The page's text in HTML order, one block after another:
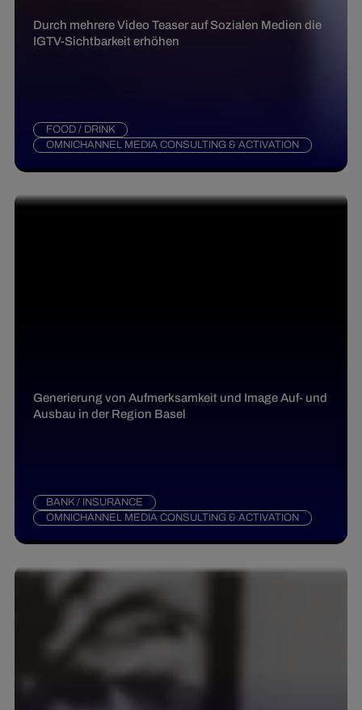
Durch mehrere Video Teaser auf Sozialen Medien die
IGTV-Sichtbarkeit erhöhen
FOOD / DRINK
OMNICHANNEL MEDIA CONSULTING & ACTIVATION
Generierung von Aufmerksamkeit und Image Auf- und
Ausbau in der Region Basel
BANK / INSURANCE
OMNICHANNEL MEDIA CONSULTING & ACTIVATION